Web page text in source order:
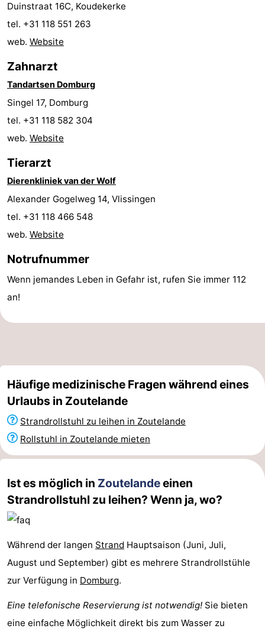
Spielplätze
-
Indoor-
Spielplätze
-
Bowling
Wellness-
Zentren
Dörfer
Städte
Führungen
Sport
-
Schwimmbader
-
Radfahren
-
Golfplatze
-
Parafliegen
-
Sportangeln
Essen
und
Veranstaltungen
Ringstechen
Zoutelande
Actief
Praktisch
Forum
Route
-
Parken
Reisebuchshop
Duinstraat 16C, Koudekerke
tel. +31 118 551 263
web. Website
Zahnarzt
Tandartsen Domburg
Singel 17, Domburg
tel. +31 118 582 304
web. Website
Tierarzt
Dierenkliniek van der Wolf
Alexander Gogelweg 14, Vlissingen
tel. +31 118 466 548
web. Website
Notrufnummer
Wenn jemandes Leben in Gefahr ist, rufen Sie immer 112
an!
Häufige medizinische Fragen während eines
Urlaubs in Zoutelande
Strandrollstuhl zu leihen in Zoutelande
Rollstuhl in Zoutelande mieten
Ist es möglich in Zoutelandeeinen
Strandrollstuhl zu leihen? Wenn ja, wo?
Während der langen Strand Hauptsaison (Juni, Juli,
August und September) gibt es mehrere Strandrollstühle
zur Verfügung in Domburg.
Eine telefonische Reservierung ist notwendig! Sie bieten
eine einfache Möglichkeit direkt bis zum Wasser zu